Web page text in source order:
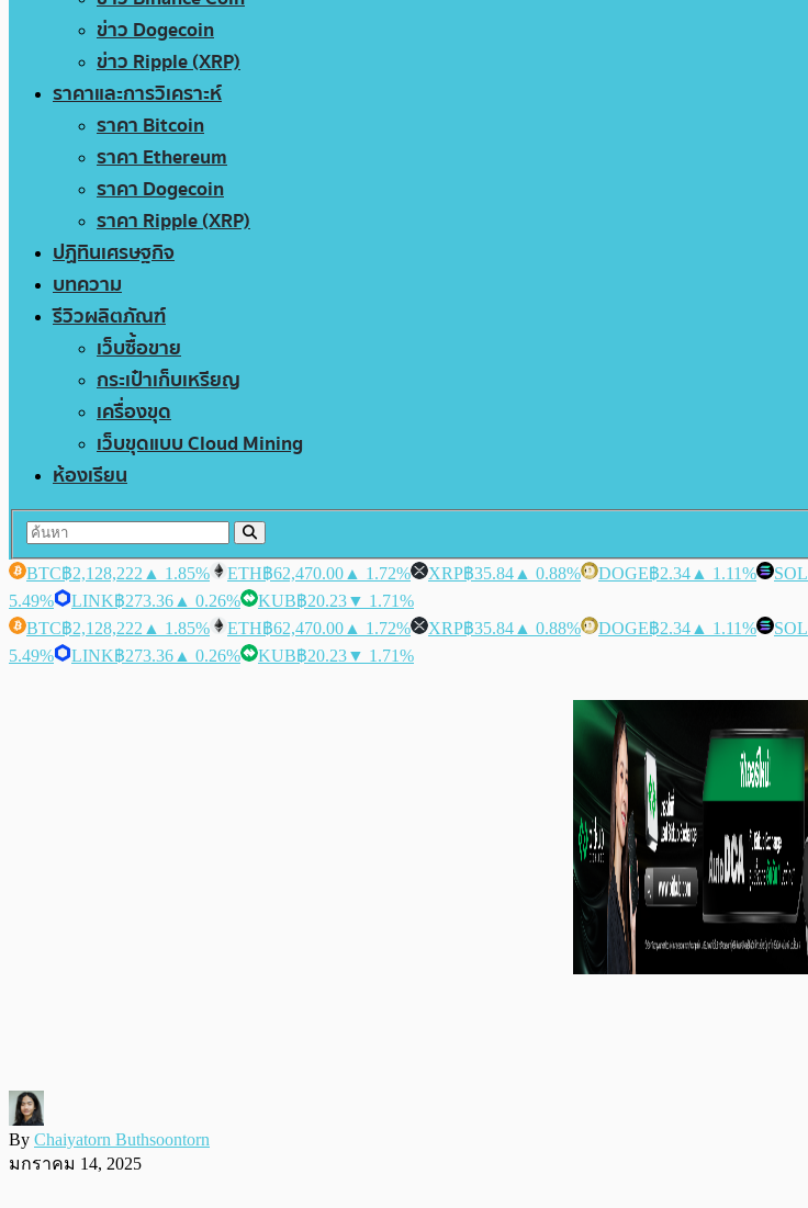
ข่าว Dogecoin
ข่าว Ripple (XRP)
ราคาและการวิเคราะห์
ราคา Bitcoin
ราคา Ethereum
ราคา Dogecoin
ราคา Ripple (XRP)
ปฏิทินเศรษฐกิจ
บทความ
รีวิวผลิตภัณฑ์
เว็บซื้อขาย
กระเป๋าเก็บเหรียญ
เครื่องขุด
เว็บขุดแบบ Cloud Mining
ห้องเรียน
BTC฿2,128,222 ▲ 1.85% ETH฿62,470.00 ▲ 1.72% XRP฿35.84 ▲ 0.88% DOGE฿2.34 ▲ 1.11% SOL
5.49%
LINK฿273.36 ▲ 0.26% KUB฿20.23▼ 1.71%
BTC฿2,128,222 ▲ 1.85% ETH฿62,470.00 ▲ 1.72% XRP฿35.84 ▲ 0.88% DOGE฿2.34 ▲ 1.11% SOL
5.49%
LINK฿273.36 ▲ 0.26% KUB฿20.23▼ 1.71%
By Chaiyatorn Buthsoontorn
มกราคม 14, 2025